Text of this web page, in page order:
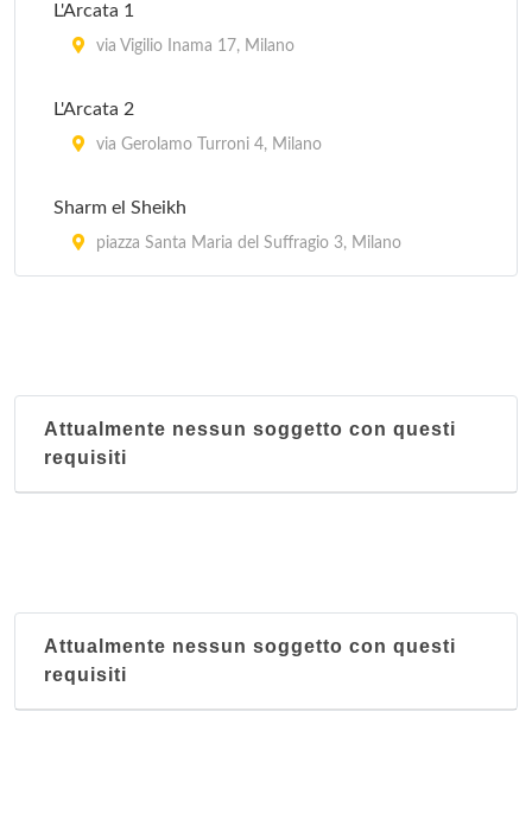
L'Arcata 1
via Vigilio Inama 17, Milano
L'Arcata 2
via Gerolamo Turroni 4, Milano
Sharm el Sheikh
piazza Santa Maria del Suffragio 3, Milano
Attualmente nessun soggetto con questi
requisiti
Attualmente nessun soggetto con questi
requisiti